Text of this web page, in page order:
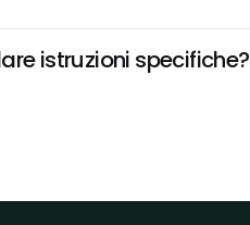
istruzioni specifiche?